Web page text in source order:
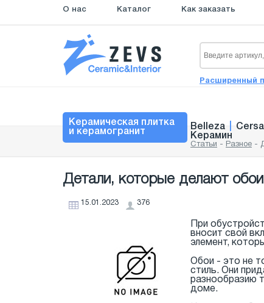
О нас Каталог Как заказать
Расширенный
Керамическая плитка
и керамогранит
Belleza
Керамин
Статьи - Разное -
Детали, которые делают
15.01.2023 376
При
вносит свой
элемент,
Обои - это не
стиль. Они
разнообразию
доме.